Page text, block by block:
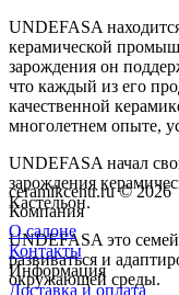
UNDEFASA
керамической
зарождения он
что каждый из его
качественной
многолетнем опыте,
UNDEFASA начал
зарождения
Кастельон.
UNDEFASA это
развиваться и
окружающей среды.
ceramikcentr.ru© 2026
Компания
О салоне
Контакты
Информация
Доставка и оплата